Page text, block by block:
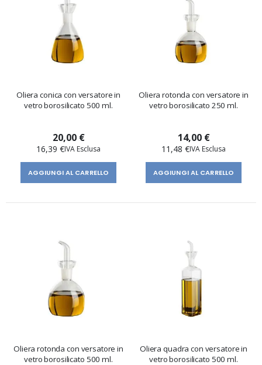
Oliera conica con versatore in
vetro borosilicato 500 ml.
20,00 €
16,39 €
AGGIUNGI AL CARRELLO
Oliera rotonda con versatore in
vetro borosilicato 250 ml.
14,00 €
11,48 €
AGGIUNGI AL CARRELLO
Oliera rotonda con versatore in
vetro borosilicato 500 ml.
Oliera quadra con versatore in
vetro borosilicato 500 ml.